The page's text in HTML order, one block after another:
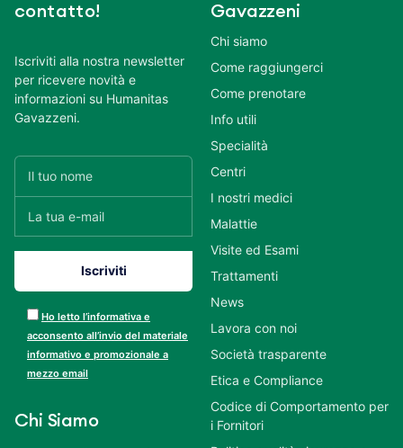
contatto!
Iscriviti alla nostra newsletter
per ricevere novità e
informazioni su Humanitas
Gavazzeni.
Ho letto l’informativa e
acconsento all’invio del materiale
informativo e promozionale a
mezzo email
Chi Siamo
Gavazzeni
Chi siamo
Come raggiungerci
Come prenotare
Info utili
Specialità
Centri
I nostri medici
Malattie
Visite ed Esami
Trattamenti
News
Lavora con noi
Società trasparente
Etica e Compliance
Codice di Comportamento per
i Fornitori